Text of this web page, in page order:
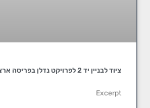
ציוד לבניין יד 2 לפרויקט נדלן בפריסה ארצית
Excerpt